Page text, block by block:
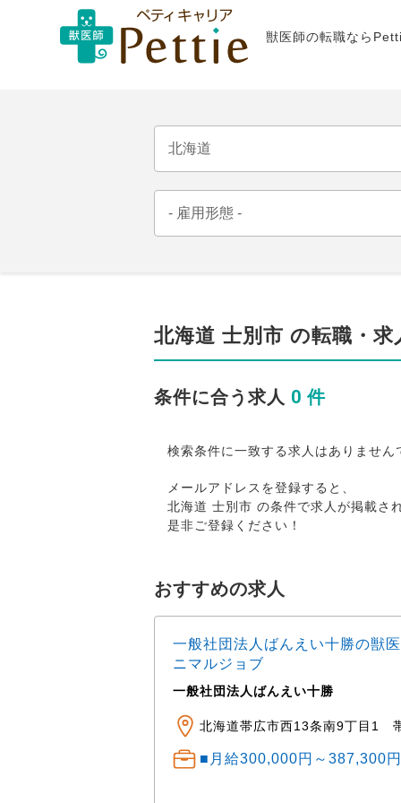
獣医師の転職なら
北海道 士別市 の転職・求
条件に合う求人 0 件
検索条件に一致する求人はありません
メールアドレスを登録すると、
北海道 士別市 の条件で求人が掲載さ
是非ご登録ください！
おすすめの求人
一般社団法人ばんえい十勝の獣
ニマルジョブ
一般社団法人ばんえい十勝
北海道帯広市西13条南9丁目1
■月給300,000円～387,300